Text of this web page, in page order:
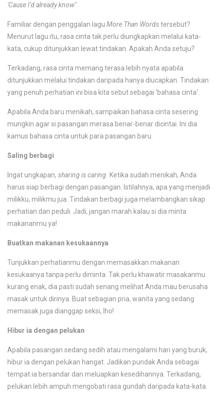
'Cause I'd already know"
Familiar dengan penggalan lagu More Than Wordstersebut?
Menurut lagu itu, rasa cinta tak perlu diungkapkan melalui kata-
kata, cukup ditunjukkan lewat tindakan. Apakah Anda setuju?
Terkadang, rasa cinta memang terasa lebih nyata apabila
ditunjukkan melalui tindakan daripada hanya diucapkan. Tindakan
yang penuh perhatian ini bisa kita sebut sebagai 'bahasa cinta'.
Apabila Anda baru menikah, sampaikan bahasa cinta sesering
mungkin agar si pasangan merasa benar-benar dicintai. Ini dia
kamus bahasa cinta untuk para pasangan baru.
Saling berbagi
Ingat ungkapan, sharing is caring.
Ketika sudah menikah, Anda
harus siap berbagi dengan pasangan. Istilahnya, apa yang menjadi
milikku, milikmu jua. Tindakan berbagi juga melambangkan sikap
perhatian dan peduli. Jadi, jangan marah kalau si dia minta
makananmu ya!
Buatkan makanan kesukaannya
Tunjukkan perhatianmu dengan memasakkan makanan
kesukaanya tanpa perlu diminta. Tak perlu khawatir masakanmu
kurang enak, dia pasti sudah senang melihat Anda mau berusaha
masak untuk dirinya. Buat sebagian pria, wanita yang sedang
memasak juga dianggap seksi, lho!
Hibur ia dengan pelukan
Apabila pasangan sedang sedih atau mengalami hari yang buruk,
hibur ia dengan pelukan hangat. Jadikan pundak Anda sebagai
tempat ia bersandar dan meluapkan kesedihannya. Terkadang,
pelukan lebih ampuh mengobati rasa gundah daripada kata-kata.